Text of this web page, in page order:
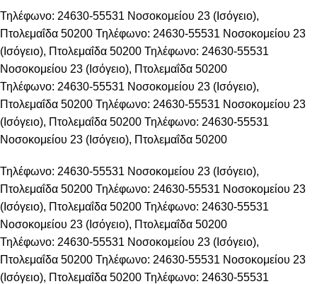
Τηλέφωνο: 24630-55531 Νοσοκομείου 23 (Ισόγειο),
Πτολεμαΐδα 50200 Τηλέφωνο: 24630-55531 Νοσοκομείου 23
(Ισόγειο), Πτολεμαΐδα 50200 Τηλέφωνο: 24630-55531
Νοσοκομείου 23 (Ισόγειο), Πτολεμαΐδα 50200
Τηλέφωνο: 24630-55531 Νοσοκομείου 23 (Ισόγειο),
Πτολεμαΐδα 50200 Τηλέφωνο: 24630-55531 Νοσοκομείου 23
(Ισόγειο), Πτολεμαΐδα 50200 Τηλέφωνο: 24630-55531
Νοσοκομείου 23 (Ισόγειο), Πτολεμαΐδα 50200
Τηλέφωνο: 24630-55531 Νοσοκομείου 23 (Ισόγειο),
Πτολεμαΐδα 50200 Τηλέφωνο: 24630-55531 Νοσοκομείου 23
(Ισόγειο), Πτολεμαΐδα 50200 Τηλέφωνο: 24630-55531
Νοσοκομείου 23 (Ισόγειο), Πτολεμαΐδα 50200
Τηλέφωνο: 24630-55531 Νοσοκομείου 23 (Ισόγειο),
Πτολεμαΐδα 50200 Τηλέφωνο: 24630-55531 Νοσοκομείου 23
(Ισόγειο), Πτολεμαΐδα 50200 Τηλέφωνο: 24630-55531